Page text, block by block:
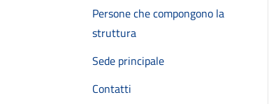
Persone che compongono la
struttura
Sede principale
Contatti